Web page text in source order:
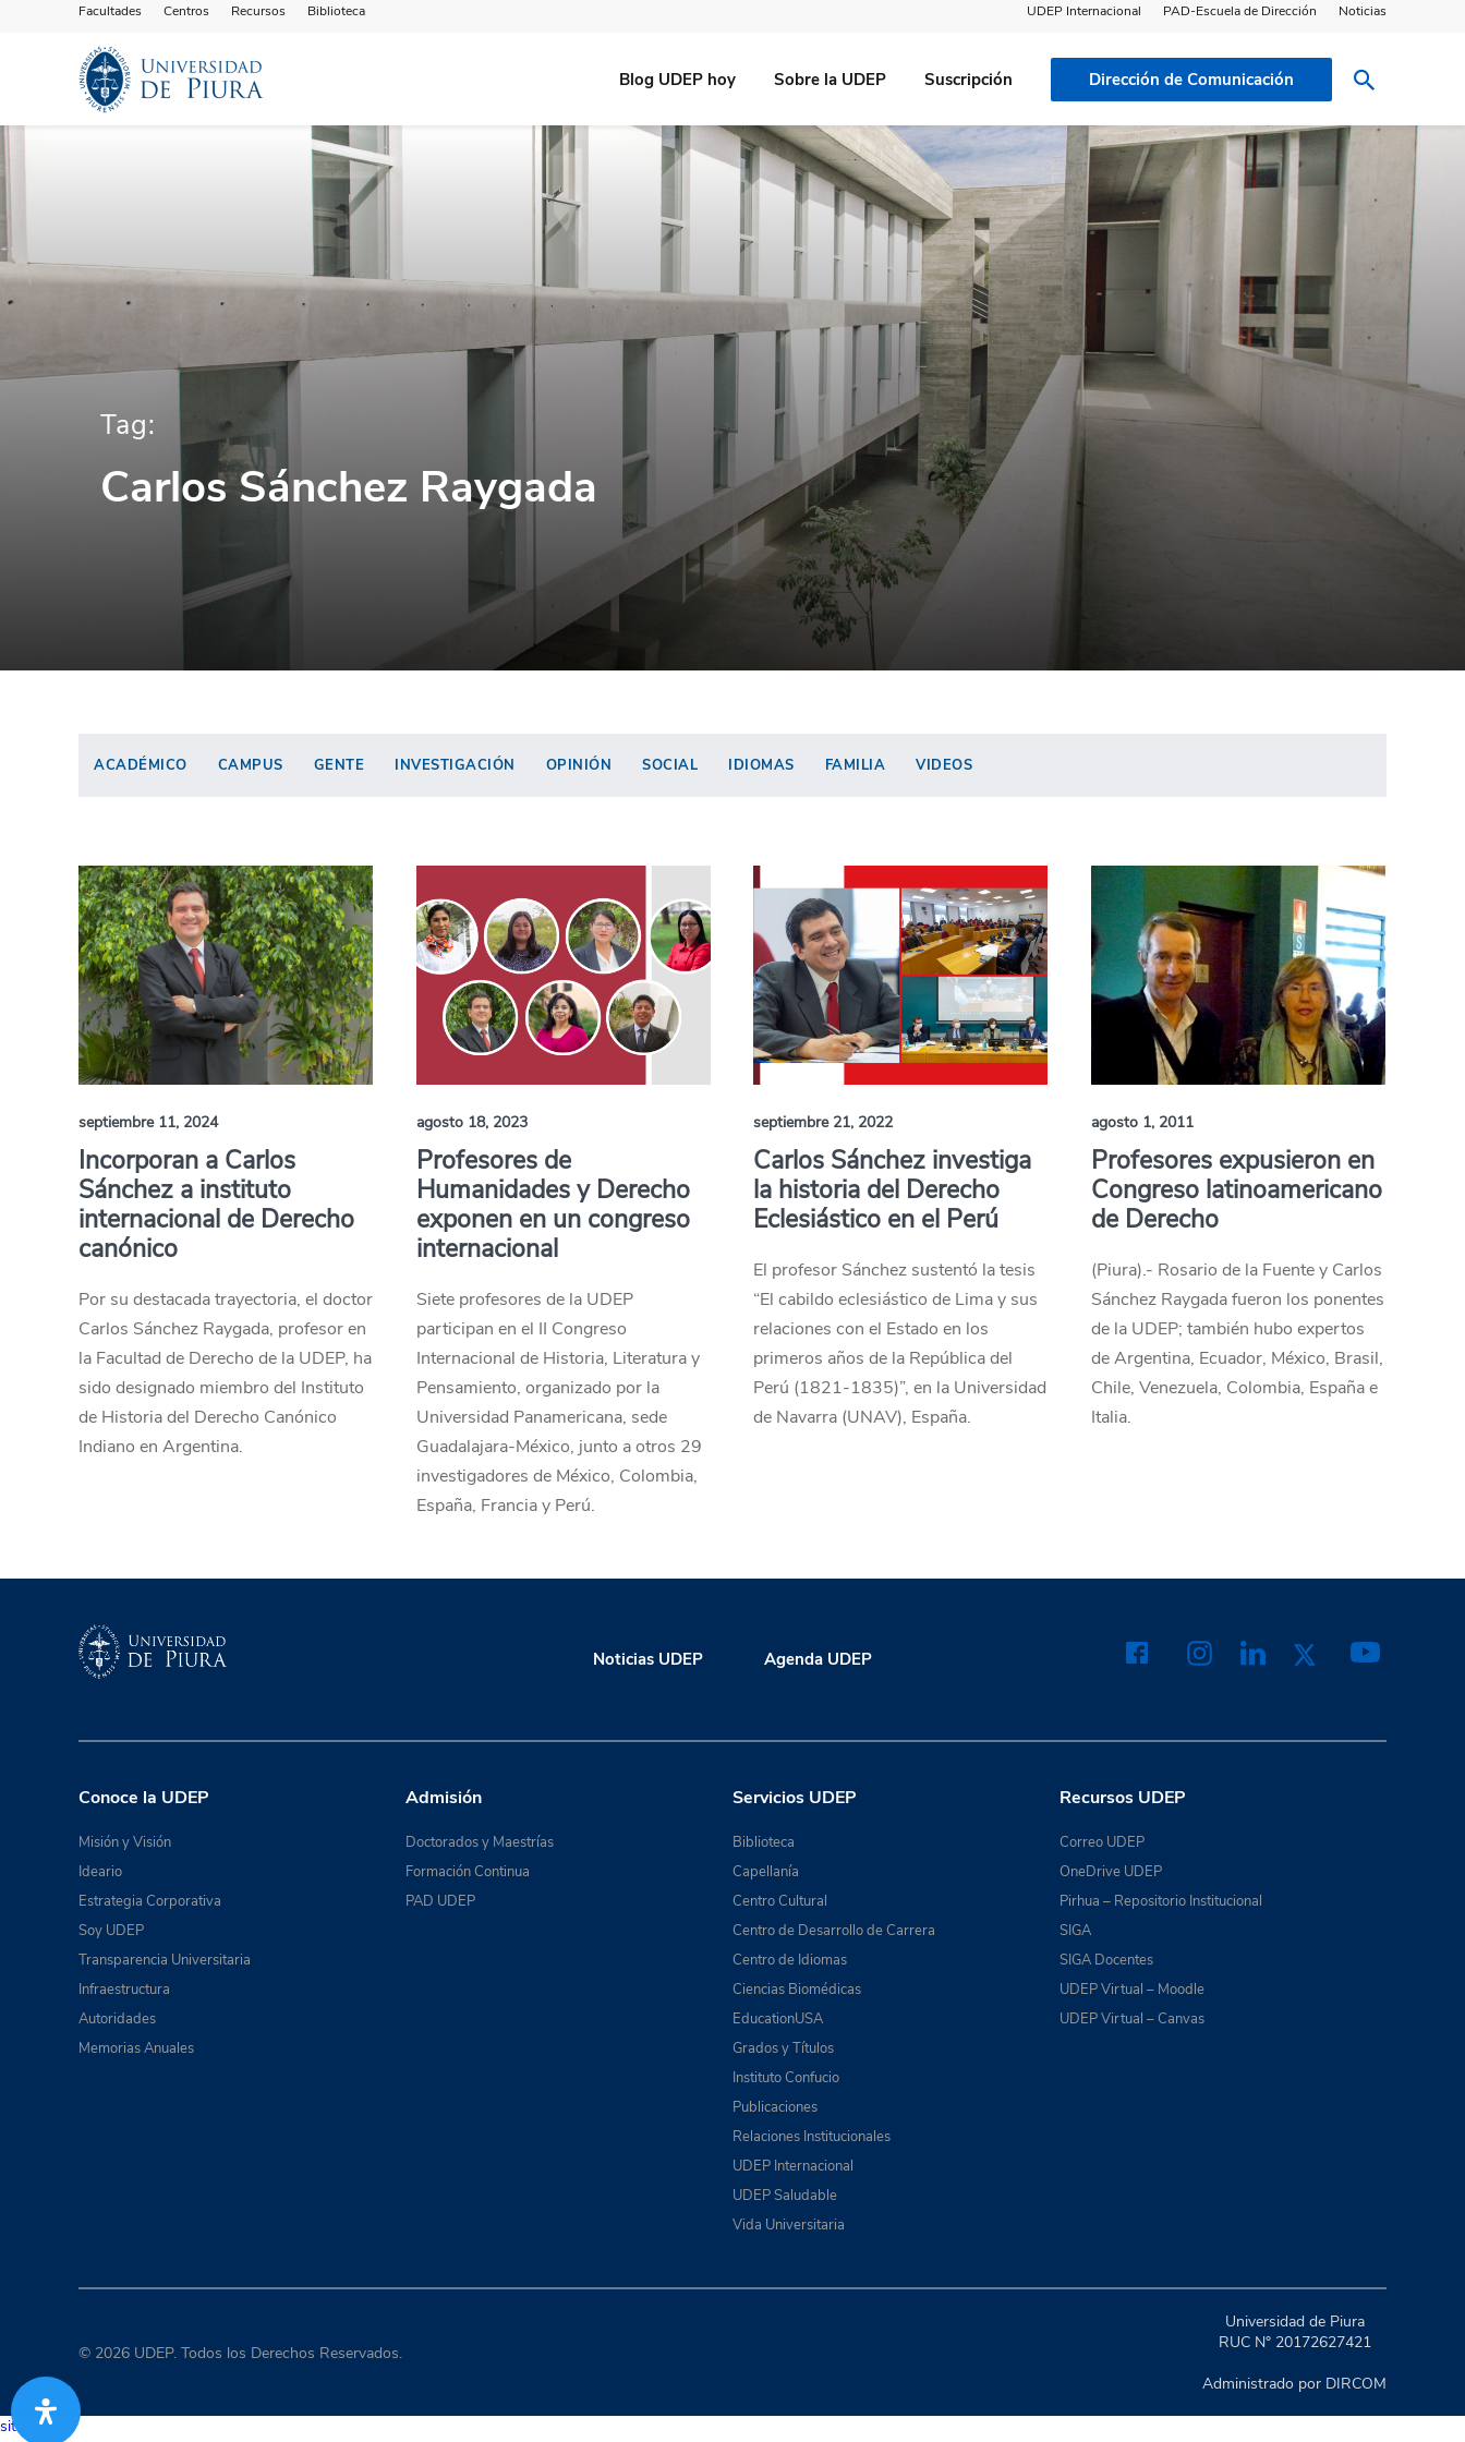
Facultades Centros Recursos Biblioteca UDEP Internacional PAD-Escuela de Dirección Noticias
Blog UDEP hoy Sobre la UDEP Suscripción Dirección de Comunicación
Tag:
Carlos Sánchez Raygada
ACADÉMICO CAMPUS GENTE INVESTIGACIÓN OPINIÓN SOCIAL IDIOMAS FAMILIA VIDEOS
septiembre 11, 2024
Incorporan a Carlos
Sánchez a instituto
internacional de Derecho
canónico
Por su destacada trayectoria, el doctor
Carlos Sánchez Raygada, profesor en
la Facultad de Derecho de la UDEP, ha
sido designado miembro del Instituto
de Historia del Derecho Canónico
Indiano en Argentina.
agosto 18, 2023
Profesores de
Humanidades y Derecho
exponen en un congreso
internacional
Siete profesores de la UDEP
participan en el II Congreso
Internacional de Historia, Literatura y
Pensamiento, organizado por la
Universidad Panamericana, sede
Guadalajara-México, junto a otros 29
investigadores de México, Colombia,
España, Francia y Perú.
septiembre 21, 2022
Carlos Sánchez investiga
la historia del Derecho
Eclesiástico en el Perú
El profesor Sánchez sustentó la tesis
“El cabildo eclesiástico de Lima y sus
relaciones con el Estado en los
primeros años de la República del
Perú (1821-1835)”, en la Universidad
de Navarra (UNAV), España.
agosto 1, 2011
Profesores expusieron en
Congreso latinoamericano
de Derecho
(Piura).- Rosario de la Fuente y Carlos
Sánchez Raygada fueron los ponentes
de la UDEP; también hubo expertos
de Argentina, Ecuador, México, Brasil,
Chile, Venezuela, Colombia, España e
Italia.
Noticias UDEP Agenda UDEP
Conoce la UDEP
Misión y Visión
Ideario
Estrategia Corporativa
Soy UDEP
Transparencia Universitaria
Infraestructura
Autoridades
Memorias Anuales
Admisión
Doctorados y Maestrías
Formación Continua
PAD UDEP
Servicios UDEP
Biblioteca
Capellanía
Centro Cultural
Centro de Desarrollo de Carrera
Centro de Idiomas
Ciencias Biomédicas
EducationUSA
Grados y Títulos
Instituto Confucio
Publicaciones
Relaciones Institucionales
UDEP Internacional
UDEP Saludable
Vida Universitaria
Recursos UDEP
Correo UDEP
OneDrive UDEP
Pirhua – Repositorio Institucional
SIGA
SIGA Docentes
UDEP Virtual – Moodle
UDEP Virtual – Canvas
© 2026 UDEP. Todos los Derechos Reservados.
Universidad de Piura
RUC N° 20172627421
Administrado por DIRCOM
situs togel